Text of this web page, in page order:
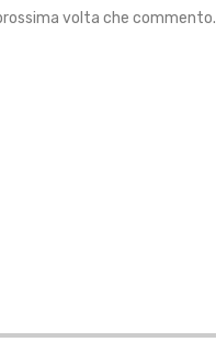
volta che commento.